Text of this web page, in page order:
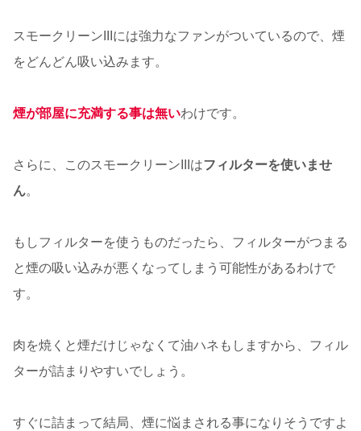
スモークリーンIIIには強力なファンがついているので、煙
をどんどん吸い込みます。
煙が部屋に充満する事は無いわけです。
さらに、このスモークリーンIIIはフィルターを使いませ
ん。
もしフィルターを使うものだったら、フィルターがつまる
と煙の吸い込みが悪くなってしまう可能性があるわけで
す。
肉を焼くと煙だけじゃなくて油ハネもしますから、フィル
ターが詰まりやすいでしょう。
すぐに詰まって結局、煙に悩まされる事になりそうですよ